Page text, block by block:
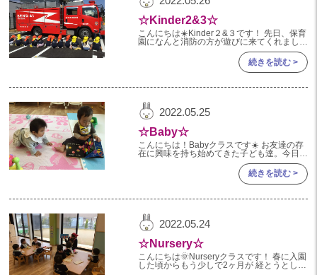
2024年 07月(22)
2024年 06月(20)
2024年 05月(21)
2024年 02月(18)
2024年 01月(19)
2023
2023年 12月(19)
2023年 09月(19)
2023年 08月(22)
2023年 07月(20)
☆Kinder2&3☆
こんにちは☀️Kinder２&３です！ 先日、保育
園になんと消防の方が遊びに来てくれました
ずっと楽しみにしていた子ども達 ドキドキ
続きを読む >
2022.05.25
☆Baby☆
こんにちは！Babyクラスです☀️ お友達の存
在に興味を持ち始めてきた子ども達。今日は
お友達と仲良く関わっている姿をお伝えしま
す☺️ 『一緒に絵本を読もう！』続きを読む >
2022.05.24
☆Nursery☆
こんにちは🌞Nurseryクラスです！ 春に入園
した頃からもう少しで2ヶ月が 経とうとして